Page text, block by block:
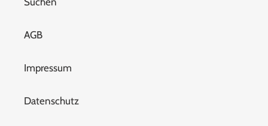
AGB
Impressum
Datenschutz